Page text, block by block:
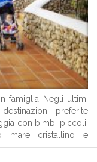
famiglia Negli ultimi
preferite
con bimbi piccoli.
mare cristallino e
e bianca, la rendono